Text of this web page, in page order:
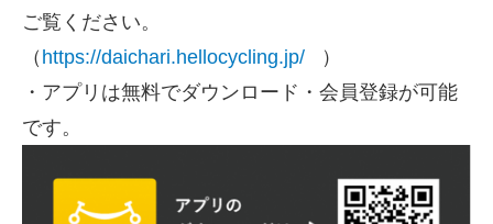
ご覧ください。
（ https://daichari.hellocycling.jp/
）
・アプリは無料でダウンロード・会員登録が可能
です。